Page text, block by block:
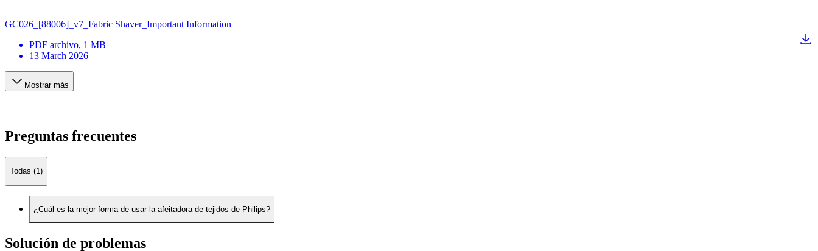
GC026_[88006]_v7_Fabric Shaver_Important Information
PDF archivo, 1 MB
13 March 2026
Mostrar más
Preguntas frecuentes
Todas (1)
¿Cuál es la mejor forma de usar la afeitadora de tejidos de Philips?
Solución de problemas